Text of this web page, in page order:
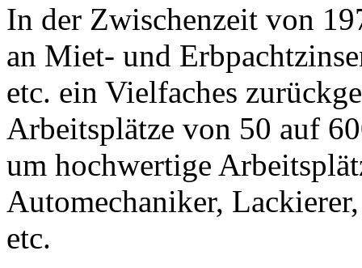
In der Zwischenzeit von
an Miet- und
etc. ein Vielfaches
Arbeitsplätze von 50 auf
um hochwertige
Automechaniker,
etc.